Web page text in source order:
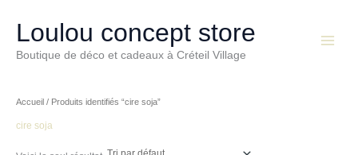
contenuLoulou concept store
Boutique de déco et cadeaux à Créteil Village
Menu
Accueil / Produits identifiés “cire soja”
cire soja